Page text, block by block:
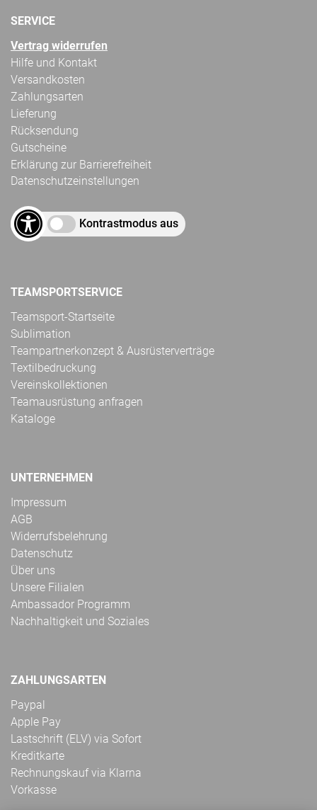
SERVICE
Vertrag widerrufen
Hilfe und Kontakt
Versandkosten
Zahlungsarten
Lieferung
Rücksendung
Gutscheine
Erklärung zur Barrierefreiheit
Datenschutzeinstellungen
Kontrastmodus aus
TEAMSPORTSERVICE
Teamsport-Startseite
Sublimation
Teampartnerkonzept & Ausrüsterverträge
Textilbedruckung
Vereinskollektionen
Teamausrüstung anfragen
Kataloge
UNTERNEHMEN
Impressum
AGB
Widerrufsbelehrung
Datenschutz
Über uns
Unsere Filialen
Ambassador Programm
Nachhaltigkeit und Soziales
ZAHLUNGSARTEN
Paypal
Apple Pay
Lastschrift (ELV) via Sofort
Kreditkarte
Rechnungskauf via Klarna
Vorkasse